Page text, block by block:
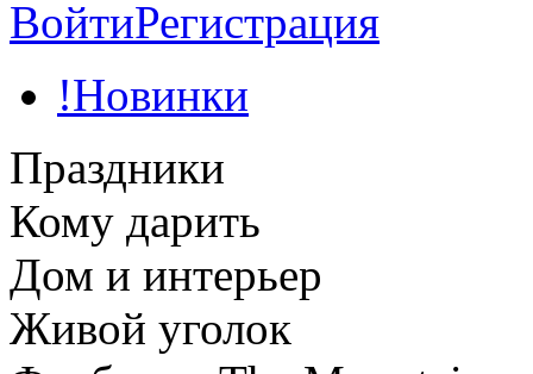
ВойтиРегистрация
!Новинки
Праздники
Кому дарить
Дом и интерьер
Живой уголок